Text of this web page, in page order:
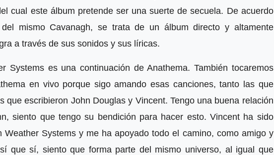
cual este álbum pretende ser una suerte de secuela. De acuerdo
mismo Cavanagh, se trata de un álbum directo y altamente
a través de sus sonidos y sus líricas.
Systems es una continuación de Anathema. También tocaremos
en vivo porque sigo amando esas canciones, tanto las que
que escribieron John Douglas y Vincent. Tengo una buena relación
siento que tengo su bendición para hacer esto. Vincent ha sido
Weather Systems y me ha apoyado todo el camino, como amigo y
que sí, siento que forma parte del mismo universo, al igual que